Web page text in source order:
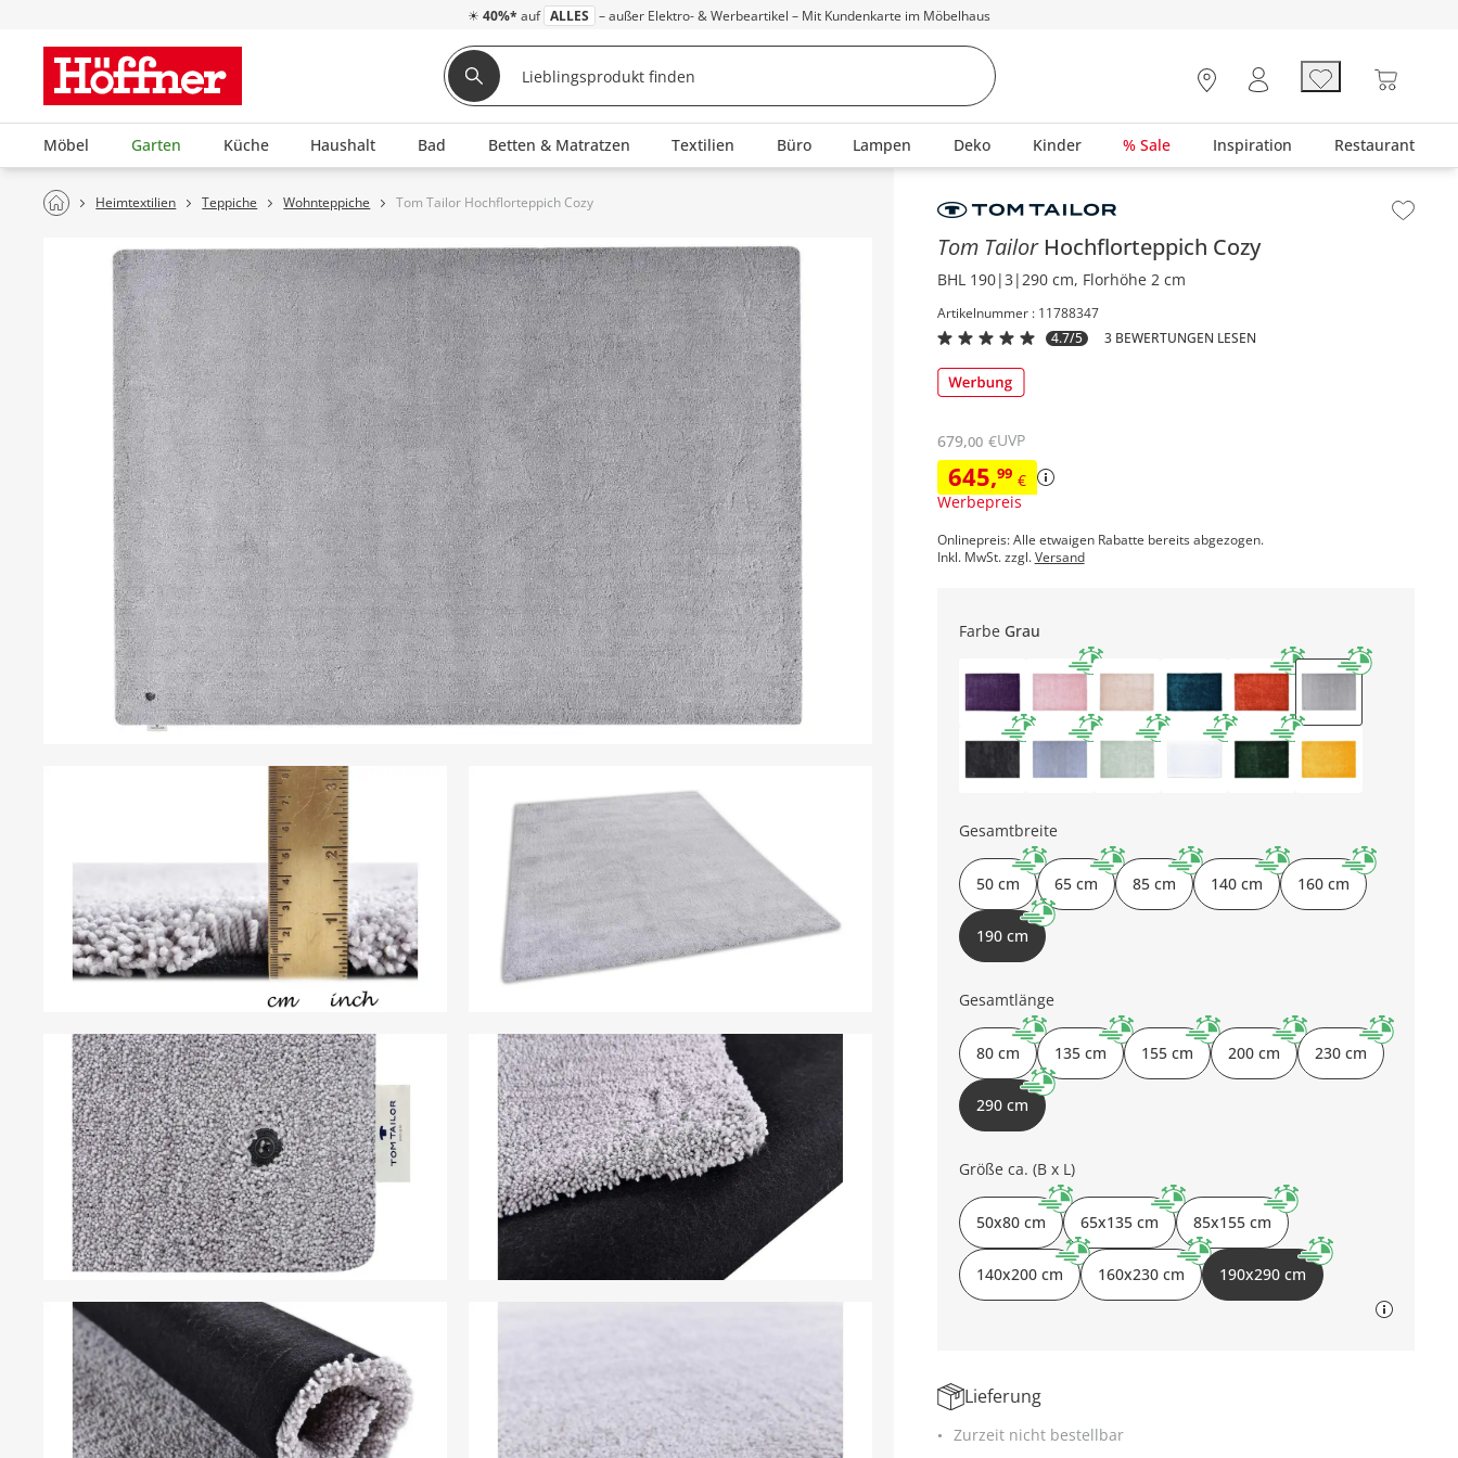
☀ 40%* auf ALLES – außer Elektro- & Werbeartikel – Mit Kundenkarte im Möbelhaus
Möbel Garten Küche Haushalt Bad Betten & Matratzen Textilien Büro Lampen Deko Kinder % Sale Inspiration Restaurant
Heimtextilien Teppiche Wohnteppiche Tom Tailor Hochflorteppich Cozy Inhalt der Seitenleiste überspringen - Zum Seitenende
Tom Tailor Hochflorteppich Cozy
BHL 190|3|290 cm, Florhöhe 2 cm
Artikelnummer : 11788347
4.7/5
3 BEWERTUNGEN LESEN
645,99 €
Werbepreis
679,00 €UVP
Onlinepreis: Alle etwaigen Rabatte bereits abgezogen.
Inkl. MwSt. zzgl.Versand
Farbe Grau
Gesamtbreite
50 cm 65 cm 85 cm 140 cm 160 cm
190 cm
Gesamtlänge
80 cm 135 cm 155 cm 200 cm 230 cm
290 cm
Größe ca. (B x L)
50x80 cm 65x135 cm 85x155 cm
140x200 cm 160x230 cm 190x290 cm
Lieferung
Zurzeit nicht bestellbar